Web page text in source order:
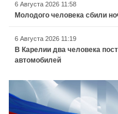
6 Августа 2026 11:58
Молодого человека сбили
6 Августа 2026 11:19
В Карелии два человека
автомобилей